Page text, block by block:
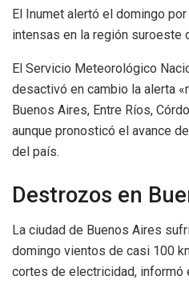
El Inumet alertó el domingo
intensas en la región suroeste
El Servicio Meteorológico
desactivó en cambio la alerta
Buenos Aires, Entre Ríos,
aunque pronosticó el avance
del país.
Destrozos en
La ciudad de Buenos Aires
domingo vientos de casi 100
cortes de electricidad, informó